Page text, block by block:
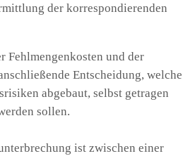
der korrespondierenden
Fehlmengenkosten und der
Entscheidung, welche
abgebaut, selbst getragen
sollen.
ist zwischen einer